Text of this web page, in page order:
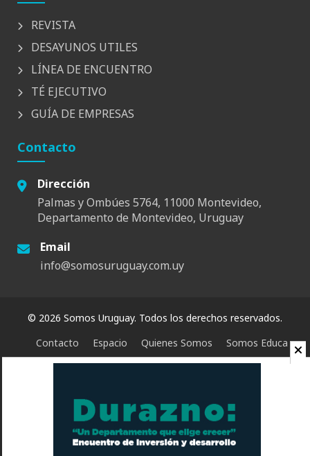
REVISTA
DESAYUNOS UTILES
LÍNEA DE ENCUENTRO
TÉ EJECUTIVO
GUÍA DE EMPRESAS
Contacto
Dirección
Palmas y Ombúes 5764, 11000 Montevideo,
Departamento de Montevideo, Uruguay
Email
info@somosuruguay.com.uy
© 2026 Somos Uruguay. Todos los derechos reservados.
Contacto
Espacio Quienes Somos Somos Educa